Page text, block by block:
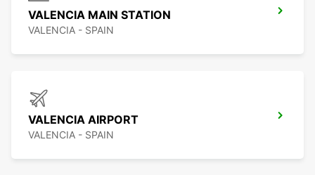
VALENCIA MAIN STATION
VALENCIA - SPAIN
VALENCIA AIRPORT
VALENCIA - SPAIN